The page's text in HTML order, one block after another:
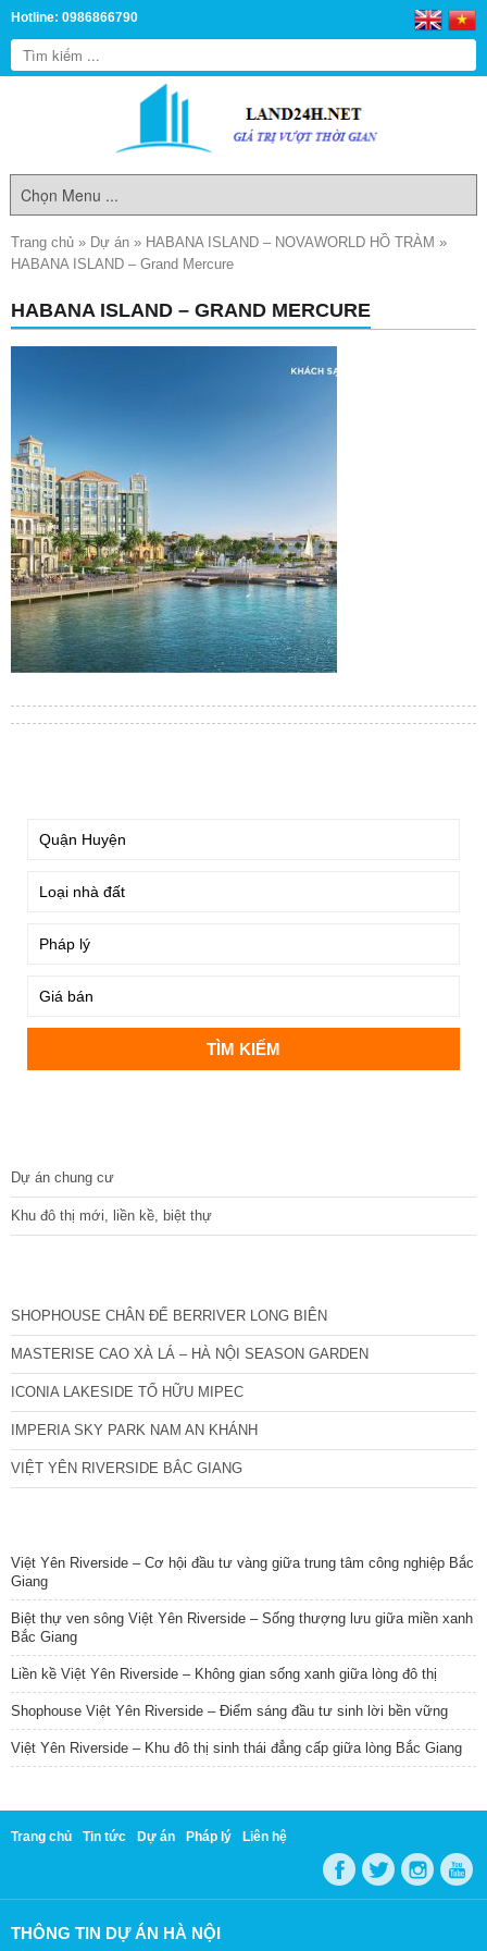
Hotline: 0986866790
Trang chủ » Dự án » HABANA ISLAND – NOVAWORLD HỒ TRÀM »
HABANA ISLAND – Grand Mercure
HABANA ISLAND – GRAND MERCURE
Dự án chung cư
Khu đô thị mới, liền kề, biệt thự
SHOPHOUSE CHÂN ĐẾ BERRIVER LONG BIÊN
MASTERISE CAO XÀ LÁ – HÀ NỘI SEASON GARDEN
ICONIA LAKESIDE TỐ HỮU MIPEC
IMPERIA SKY PARK NAM AN KHÁNH
VIỆT YÊN RIVERSIDE BẮC GIANG
Việt Yên Riverside – Cơ hội đầu tư vàng giữa trung tâm công nghiệp Bắc
Giang
Biệt thự ven sông Việt Yên Riverside – Sống thượng lưu giữa miền xanh
Bắc Giang
Liền kề Việt Yên Riverside – Không gian sống xanh giữa lòng đô thị
Shophouse Việt Yên Riverside – Điểm sáng đầu tư sinh lời bền vững
Việt Yên Riverside – Khu đô thị sinh thái đẳng cấp giữa lòng Bắc Giang
Trang chủ Tin tức Dự án Pháp lý Liên hệ
THÔNG TIN DỰ ÁN HÀ NỘI